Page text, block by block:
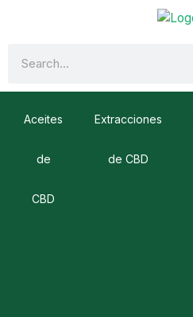
Aceites
de
CBD
Extracciones
de CBD